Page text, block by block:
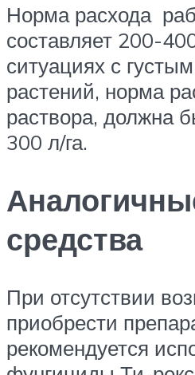
Норма расхода
составляет 200-
ситуациях с
растений, норма
раствора, должна
300 л/га.
средства
При отсутствии
приобрести
рекомендуется